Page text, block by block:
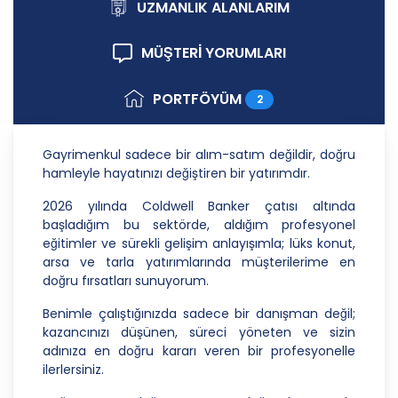
Veri İşleme Faaliyetlerinde Bulunma
CB Gayrimenkul Franchising Pazarlama ve
Danışmanlık Hizmetleri A.Ş.; kişisel verilerin
işlenmesi faaliyetleri kapsamında hukuka ve
yükümlüdür. Bu kapsamda, orantılılık gereklilikleri
dikkate alınacakve kişisel verileri işleme amacı
dışında kullanmayacaktır.
2. Kişisel Verilerin Doğru ve Gerektiğinde
Güncel Olmasını Sağlama
CB Gayrimenkul Franchising Pazarlama ve
temel haklarını ve kendi meşru menfaatlerini
dikkate alarak işlediği kişisel verilerin doğru ve
güncel olmasını sağlamakla ve bu doğrultuda
gerekli tedbirleri almak için gerekli sistemleri
kurmakla yükümlüdür.
UZMANLIK ALANLARIM
MÜŞTERİ YORUMLARI
PORTFÖYÜM 2
Gayrimenkul sadece bir alım-satım değildir, doğru
hamleyle hayatınızı değiştiren bir yatırımdır.
2026 yılında Coldwell Banker çatısı altında
başladığım bu sektörde, aldığım profesyonel
eğitimler ve sürekli gelişim anlayışımla; lüks konut,
arsa ve tarla yatırımlarında müşterilerime en
doğru fırsatları sunuyorum.
Benimle çalıştığınızda sadece bir danışman değil;
kazancınızı düşünen, süreci yöneten ve sizin
adınıza en doğru kararı veren bir profesyonelle
ilerlersiniz.